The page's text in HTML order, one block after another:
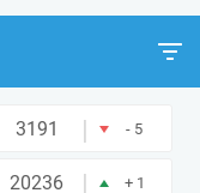
3191 | - 5
20236 | + 1